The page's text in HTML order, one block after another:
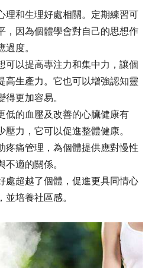
理和生理好處相關。定期練習可
，因為個體學會對自己的思想作
度。
可以提高專注力和集中力，讓個
高生產力。它也可以增強認知靈
更加容易。
低的血壓及改善的心臟健康有
力，它可以促進整體健康。
疼痛管理，為個體提供應對慢性
適的關係。
處超越了個體，促進更具同情心
培養社區感。